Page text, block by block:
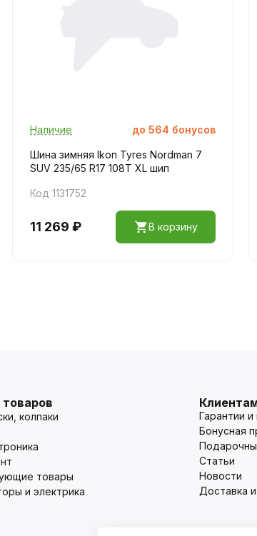
Наличие до 564 бонусов
Шина зимняя Ikon Tyres Nordman 7
SUV 235/65 R17 108T XL шип
Код 1131752
11 269 ₽ В корзину
товаров
колпаки
товары
и электрика
Гарантии и
Бонусная
Статьи
Новости
Доставка